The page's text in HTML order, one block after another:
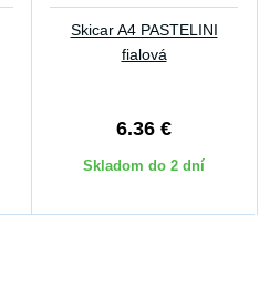
Skicar A4 PASTELINI
fialová
6.36 €
Skladom do 2 dní